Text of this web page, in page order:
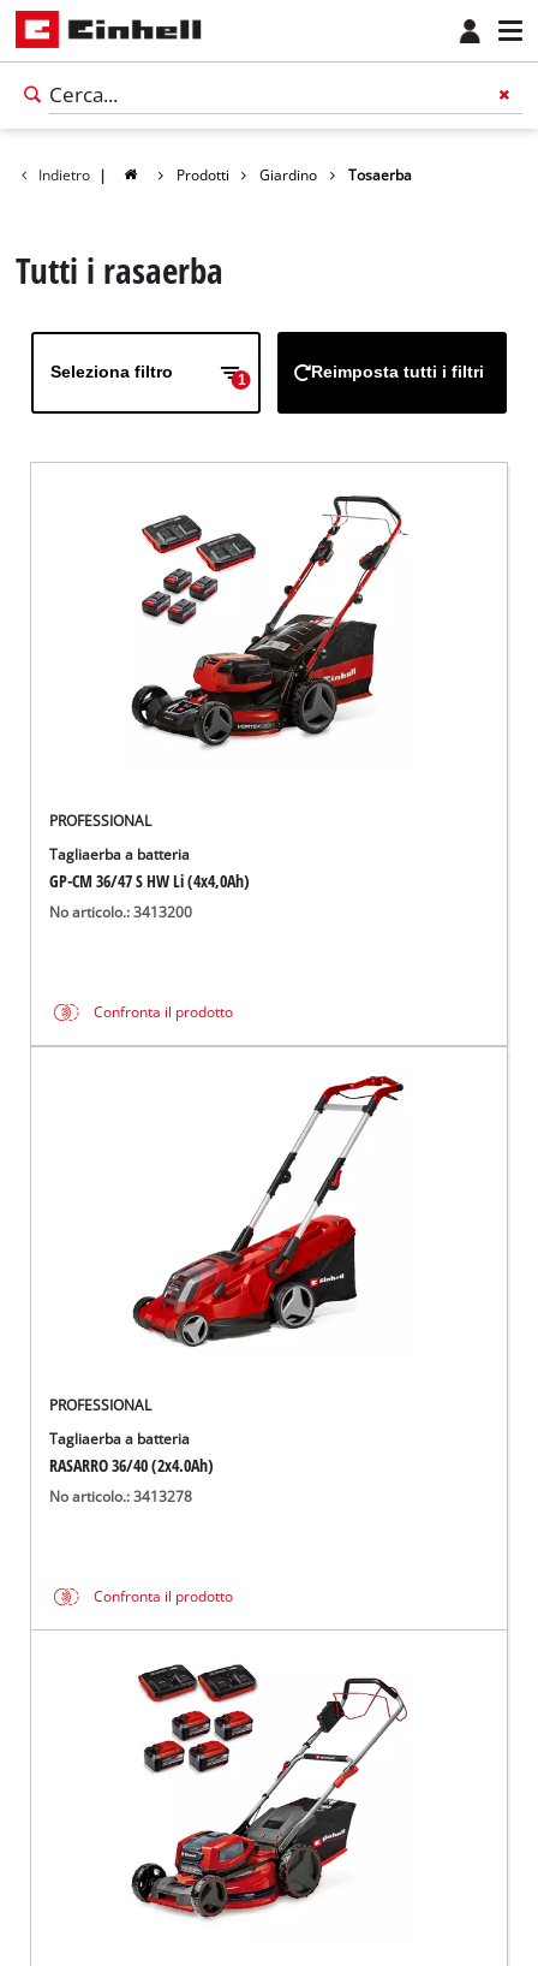
Indietro | Prodotti Giardino Tosaerba
Tutti i rasaerba
Seleziona filtro 1 Reimposta tutti i filtri
PROFESSIONAL
Tagliaerba a batteria
GP-CM 36/47 S HW Li (4x4,0Ah)
No articolo.: 3413200
Confronta il prodotto
PROFESSIONAL
Tagliaerba a batteria
RASARRO 36/40 (2x4.0Ah)
No articolo.: 3413278
Confronta il prodotto